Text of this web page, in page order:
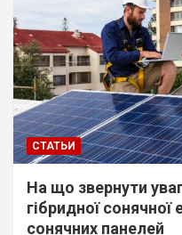
СТАТЬИ
На що звернути
гібридної сонячної
сонячних панелей